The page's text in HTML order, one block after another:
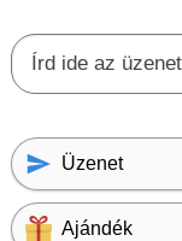
Üzenet
Ajándék